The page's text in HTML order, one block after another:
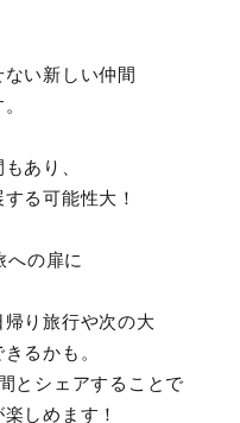
い新しい仲間
あり、
る可能性大！
への扉に
り旅行や次の大
るかも。
とシェアすることで
しめます！